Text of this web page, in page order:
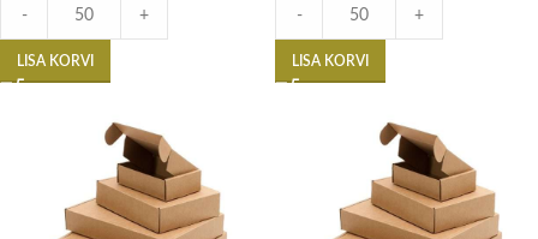
- +
LISA KORVI
- +
LISA KORVI